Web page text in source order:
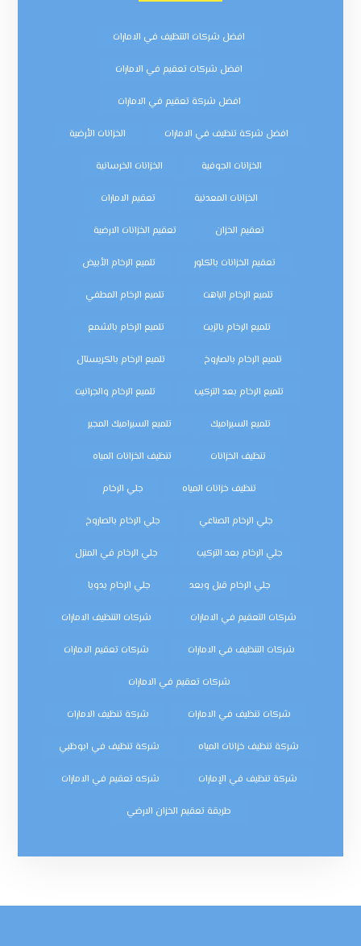
افضل شركات التنظيف في الامارات
افضل شركات تعقيم في الامارات
افضل شركة تعقيم في الامارات
افضل شركة تنظيف في الامارات الخزانات الأرضية
الخزانات الجوفية الخزانات الخرسانية
الخزانات المعدنية تعقيم الامارات
تعقيم الخزان تعقيم الخزانات الارضية
تعقيم الخزانات بالكلور تلميع الرخام الأبيض
تلميع الرخام الباهت تلميع الرخام المطفي
تلميع الرخام بالزيت تلميع الرخام بالشمع
تلميع الرخام بالصاروخ تلميع الرخام بالكريستال
تلميع الرخام بعد التركيب تلميع الرخام والجرانيت
تلميع السيراميك تلميع السيراميك المجير
تنظيف الخزانات تنظيف الخزانات المياه
تنظيف خزانات المياه جلي الرخام
جلي الرخام الصناعي جلي الرخام بالصاروخ
جلي الرخام بعد التركيب جلي الرخام في المنزل
جلي الرخام قبل وبعد جلي الرخام يدويا
شركات التعقيم في الامارات شركات التنظيف الامارات
شركات التنظيف في الامارات شركات تعقيم الامارات
شركات تعقيم في الامارات
شركات تنظيف في الامارات شركة تنظيف الامارات
شركة تنظيف خزانات المياه شركة تنظيف في ابوظبي
شركة تنظيف في الإمارات شركه تعقيم في الامارات
طريقة تعقيم الخزان الارضي